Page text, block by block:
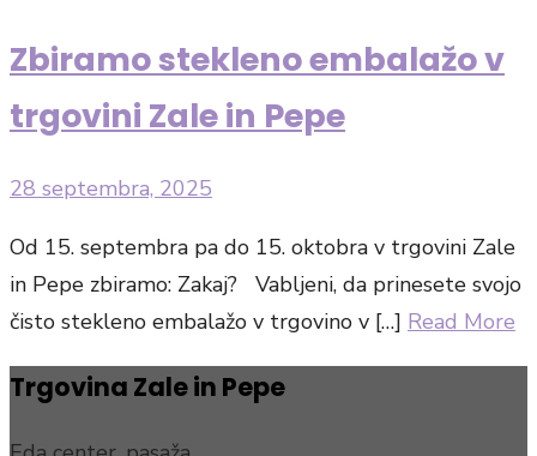
Zbiramo stekleno embalažo v
trgovini Zale in Pepe
Posted
28 septembra, 2025
Od 15. septembra pa do 15. oktobra v trgovini Zale
in Pepe zbiramo: Zakaj? Vabljeni, da prinesete svojo
čisto stekleno embalažo v trgovino v […] Read More
Trgovina Zale in Pepe